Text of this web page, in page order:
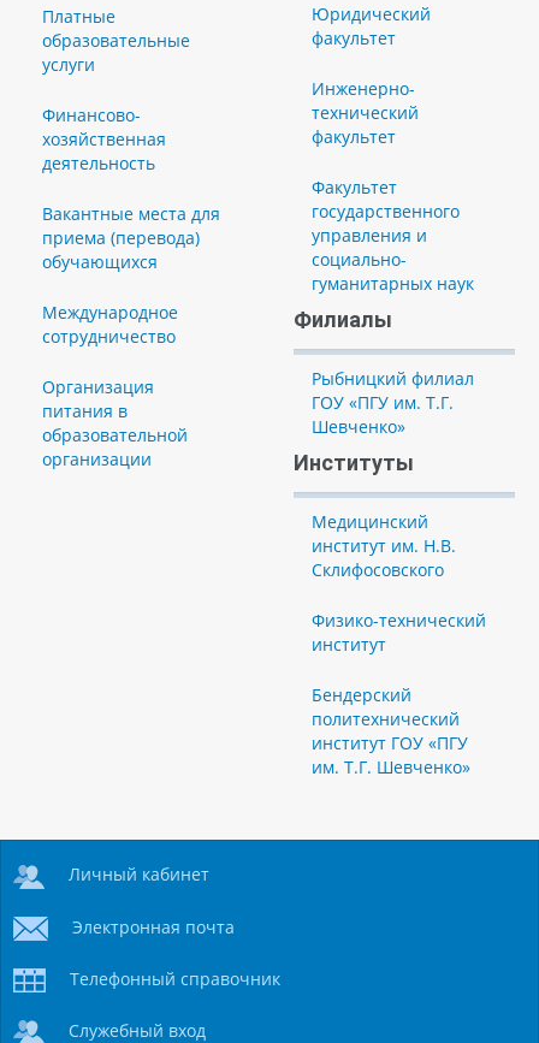
Платные
образовательные
услуги
Финансово-
хозяйственная
деятельность
Вакантные места для
приема (перевода)
обучающихся
Международное
сотрудничество
Организация
питания в
образовательной
организации
Юридический
факультет
Инженерно-
технический
факультет
Факультет
государственного
управления и
социально-
гуманитарных наук
Филиалы
Рыбницкий филиал
ГОУ «ПГУ им. Т.Г.
Шевченко»
Институты
Медицинский
институт им. Н.В.
Склифосовского
Физико-технический
институт
Бендерский
политехнический
институт ГОУ «ПГУ
им. Т.Г. Шевченко»
Личный кабинет
Электронная почта
Телефонный справочник
Служебный вход